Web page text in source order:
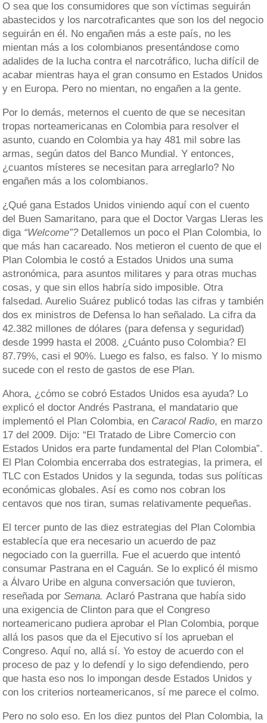
O sea que los consumidores que son víctimas seguirán
abastecidos y los narcotraficantes que son los del negocio
seguirán en él. No engañen más a este país, no les
mientan más a los colombianos presentándose como
adalides de la lucha contra el narcotráfico, lucha difícil de
acabar mientras haya el gran consumo en Estados Unidos
y en Europa. Pero no mientan, no engañen a la gente.
Por lo demás, meternos el cuento de que se necesitan
tropas norteamericanas en Colombia para resolver el
asunto, cuando en Colombia ya hay 481 mil sobre las
armas, según datos del Banco Mundial. Y entonces,
¿cuantos místeres se necesitan para arreglarlo? No
engañen más a los colombianos.
¿Qué gana Estados Unidos viniendo aquí con el cuento
del Buen Samaritano, para que el Doctor Vargas Lleras les
diga “Welcome”?Detallemos un poco el Plan Colombia, lo
que más han cacareado. Nos metieron el cuento de que el
Plan Colombia le costó a Estados Unidos una suma
astronómica, para asuntos militares y para otras muchas
cosas, y que sin ellos habría sido imposible. Otra
falsedad. Aurelio Suárez publicó todas las cifras y también
dos ex ministros de Defensa lo han señalado. La cifra da
42.382 millones de dólares (para defensa y seguridad)
desde 1999 hasta el 2008. ¿Cuánto puso Colombia? El
87.79%, casi el 90%. Luego es falso, es falso. Y lo mismo
sucede con el resto de gastos de ese Plan.
Ahora, ¿cómo se cobró Estados Unidos esa ayuda? Lo
explicó el doctor Andrés Pastrana, el mandatario que
implementó el Plan Colombia, en Caracol Radio, en marzo
17 del 2009. Dijo: “El Tratado de Libre Comercio con
Estados Unidos era parte fundamental del Plan Colombia”.
El Plan Colombia encerraba dos estrategias, la primera, el
TLC con Estados Unidos y la segunda, todas sus políticas
económicas globales. Así es como nos cobran los
centavos que nos tiran, sumas relativamente pequeñas.
El tercer punto de las diez estrategias del Plan Colombia
establecía que era necesario un acuerdo de paz
negociado con la guerrilla. Fue el acuerdo que intentó
consumar Pastrana en el Caguán. Se lo explicó él mismo
a Álvaro Uribe en alguna conversación que tuvieron,
reseñada porSemana. Aclaró Pastrana que había sido
una exigencia de Clinton para que el Congreso
norteamericano pudiera aprobar el Plan Colombia, porque
allá los pasos que da el Ejecutivo sí los aprueban el
Congreso. Aquí no, allá sí. Yo estoy de acuerdo con el
proceso de paz y lo defendí y lo sigo defendiendo, pero
que hasta eso nos lo impongan desde Estados Unidos y
con los criterios norteamericanos, sí me parece el colmo.
Pero no solo eso. En los diez puntos del Plan Colombia, la